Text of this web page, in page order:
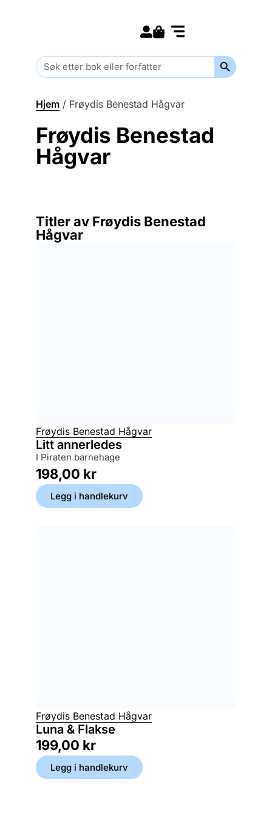
Search
for:
Search
Hjem / Frøydis Benestad Hågvar
Frøydis Benestad
Hågvar
Titler av Frøydis Benestad
Hågvar
Frøydis Benestad Hågvar
Litt annerledes
i Piraten barnehage
198,00 kr
Legg i handlekurv
Frøydis Benestad Hågvar
Luna & Flakse
199,00 kr
Legg i handlekurv